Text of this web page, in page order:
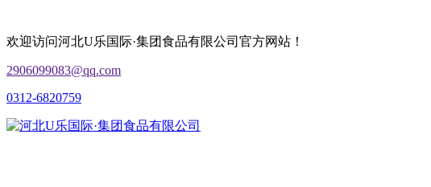
欢迎访问河北U乐国际·集团食品有限公司官方网站！
2906099083@qq.com
0312-6820759